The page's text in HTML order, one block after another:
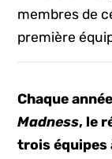
membres de
première
Chaque
Madness, le
trois équipes